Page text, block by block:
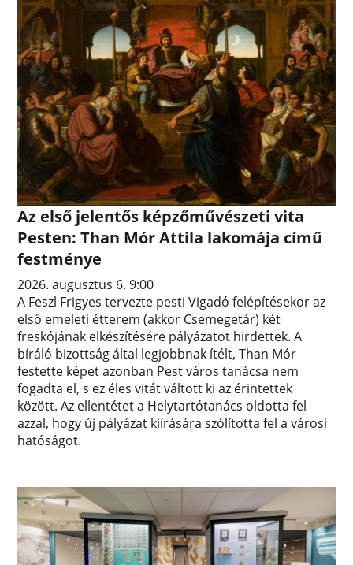
Az első jelentős képzőművészeti vita
Pesten: Than Mór Attila lakomája című
festménye
2026. augusztus 6. 9:00
A Feszl Frigyes tervezte pesti Vigadó felépítésekor az
első emeleti étterem (akkor Csemegetár) két
freskójának elkészítésére pályázatot hirdettek. A
bíráló bizottság által legjobbnak ítélt, Than Mór
festette képet azonban Pest város tanácsa nem
fogadta el, s ez éles vitát váltott ki az érintettek
között. Az ellentétet a Helytartótanács oldotta fel
azzal, hogy új pályázat kiírására szólította fel a városi
hatóságot.